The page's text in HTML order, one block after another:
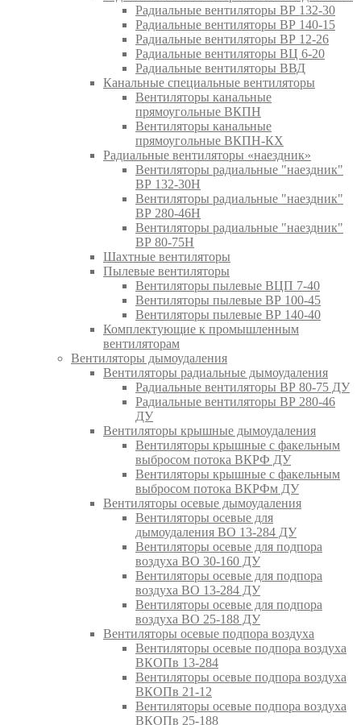
Радиальные вентиляторы ВР 132-30
Радиальные вентиляторы ВР 140-15
Радиальные вентиляторы ВР 12-26
Радиальные вентиляторы ВЦ 6-20
Радиальные вентиляторы ВВД
Канальные специальные вентиляторы
Вентиляторы канальные
прямоугольные ВКПН
Вентиляторы канальные
прямоугольные ВКПН-КХ
Радиальные вентиляторы «наездник»
Вентиляторы радиальные "наездник"
ВР 132-30Н
Вентиляторы радиальные "наездник"
ВР 280-46Н
Вентиляторы радиальные "наездник"
ВР 80-75Н
Шахтные вентиляторы
Пылевые вентиляторы
Вентиляторы пылевые ВЦП 7-40
Вентиляторы пылевые ВР 100-45
Вентиляторы пылевые ВР 140-40
Комплектующие к промышленным
вентиляторам
Вентиляторы дымоудаления
Вентиляторы радиальные дымоудаления
Радиальные вентиляторы ВР 80-75 ДУ
Радиальные вентиляторы ВР 280-46
ДУ
Вентиляторы крышные дымоудаления
Вентиляторы крышные с факельным
выбросом потока ВКРФ ДУ
Вентиляторы крышные с факельным
выбросом потока ВКРФм ДУ
Вентиляторы осевые дымоудаления
Вентиляторы осевые для
дымоудаления ВО 13-284 ДУ
Вентиляторы осевые для подпора
воздуха ВО 30-160 ДУ
Вентиляторы осевые для подпора
воздуха ВО 13-284 ДУ
Вентиляторы осевые для подпора
воздуха ВО 25-188 ДУ
Вентиляторы осевые подпора воздуха
Вентиляторы осевые подпора воздуха
ВКОПв 13-284
Вентиляторы осевые подпора воздуха
ВКОПв 21-12
Вентиляторы осевые подпора воздуха
ВКОПв 25-188